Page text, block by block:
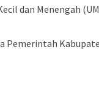
dan Menengah
Pemerintah